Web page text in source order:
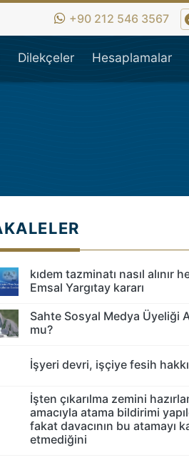
+90 212 546 3567
Dilekçeler Hesaplamalar
kıdem tazminatı nasıl alınır
Emsal Yargıtay kararı
Sahte Sosyal Medya Üyeliği
mu?
İşyeri devri, işçiye fesih
İşten çıkarılma zemini
amacıyla atama bildirimi
fakat davacının bu atamayı
etmediğini